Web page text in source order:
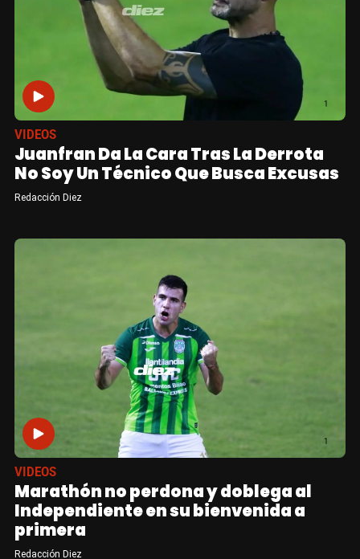
VIDEOS
Juanfran Da La Cara Tras La Derrota
No Soy Un Técnico Que Busca Excusas
Redacción Diez
VIDEOS
Marathón no perdona y doblega al
Independiente en su bienvenida a
primera
Redacción Diez